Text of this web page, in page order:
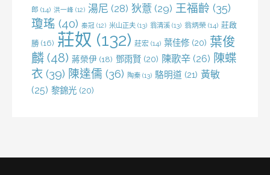
郎 (14) 洪一峰 (12) 湯尼 (28) 狄薏 (29) 王福齡 (35)
瓊瑤 (40) 秦冠 (12) 米山正夫 (13) 翁清溪 (13) 翁炳榮 (14) 莊啟
勝 (16) 莊奴 (132) 莊宏 (14) 葉佳修 (20) 葉俊
麟 (48) 蔣榮伊 (18) 鄧雨賢 (20) 陳歌辛 (26) 陳蝶
衣 (39) 陳達儒 (36) 陶秦 (13) 駱明道 (21) 黃敏
(25) 黎錦光 (20)